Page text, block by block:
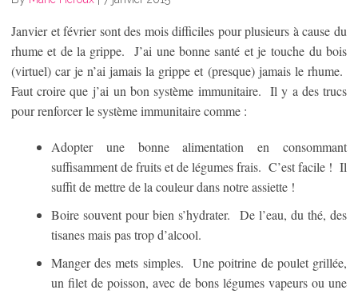
Janvier et février sont des mois difficiles pour plusieurs à cause du
rhume et de la grippe. J’ai une bonne santé et je touche du bois
(virtuel) car je n’ai jamais la grippe et (presque) jamais le rhume.
Faut croire que j’ai un bon système immunitaire. Il y a des trucs
pour renforcer le système immunitaire comme :
Adopter une bonne alimentation en consommant
suffisamment de fruits et de légumes frais. C’est facile ! Il
suffit de mettre de la couleur dans notre assiette !
Boire souvent pour bien s’hydrater. De l’eau, du thé, des
tisanes mais pas trop d’alcool.
Manger des mets simples. Une poitrine de poulet grillée,
un filet de poisson, avec de bons légumes vapeurs ou une